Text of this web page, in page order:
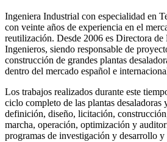
Ingeniera Industrial con especialidad en
con veinte años de experiencia en el
reutilización. Desde 2006 es Directora de
Ingenieros, siendo responsable de
construcción de grandes plantas
dentro del mercado español e
Los trabajos realizados durante este
ciclo completo de las plantas desaladoras
definición, diseño, licitación,
marcha, operación, optimización y
programas de investigación y desarrollo y